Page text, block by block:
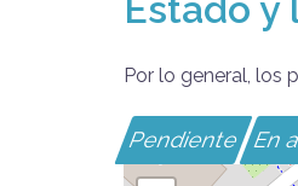
Estado y
Por lo general, los
Pendiente En